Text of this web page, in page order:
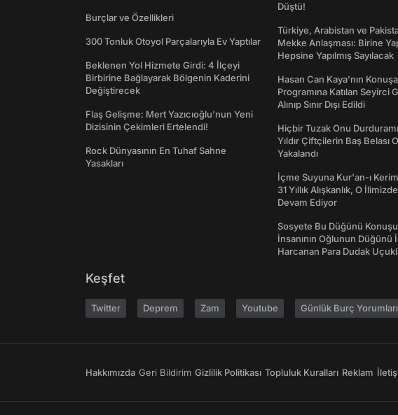
Burçlar ve Özellikleri
300 Tonluk Otoyol Parçalarıyla Ev Yaptılar
Beklenen Yol Hizmete Girdi: 4 İlçeyi
Birbirine Bağlayarak Bölgenin Kaderini
Değiştirecek
Flaş Gelişme: Mert Yazıcıoğlu'nun Yeni
Dizisinin Çekimleri Ertelendi!
Rock Dünyasının En Tuhaf Sahne
Yasakları
Düştü!
Türkiye, Arabistan ve
Mekke Anlaşması: Birine
Hepsine Yapılmış Sayılacak
Hasan Can Kaya’nın
Programına Katılan Seyirci
Alınıp Sınır Dışı Edildi
Hiçbir Tuzak Onu
Yıldır Çiftçilerin Baş Belası
Yakalandı
İçme Suyuna Kur'an-ı
31 Yıllık Alışkanlık, O
Devam Ediyor
Sosyete Bu Düğünü
İnsanının Oğlunun Düğünü
Harcanan Para Dudak
Keşfet
Twitter Deprem Zam Youtube Günlük Burç Yorumları
Hakkımızda Geri Bildirim Gizlilik Politikası Topluluk Kuralları Reklam